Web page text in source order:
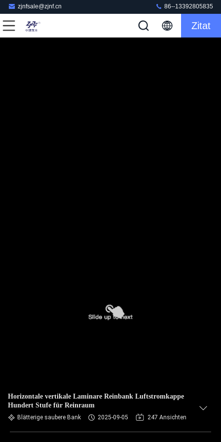
zjnfsale@zjnf.cn 86--13392805835
Zitat
Horizontale vertikale Laminare Reinbank Luftstromkappe
Hundert Stufe für Reinraum
Blätterige saubere Bank 2025-09-05 247 Ansichten